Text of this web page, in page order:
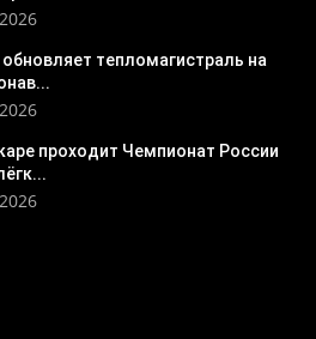
тепломагистраль на
проходит Чемпионат России